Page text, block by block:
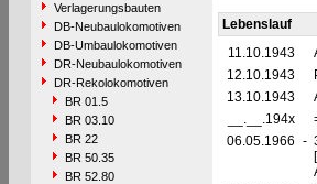
Verlagerungsbauten
DB-Neubaulokomotiven
DB-Umbaulokomotiven
DR-Neubaulokomotiven
DR-Rekolokomotiven
BR 01.5
BR 03.10
BR 22
BR 50.35
BR 52.80
Lebenslauf
11.10.1943
12.10.1943
13.10.1943
__.__.194x
06.05.1966 -